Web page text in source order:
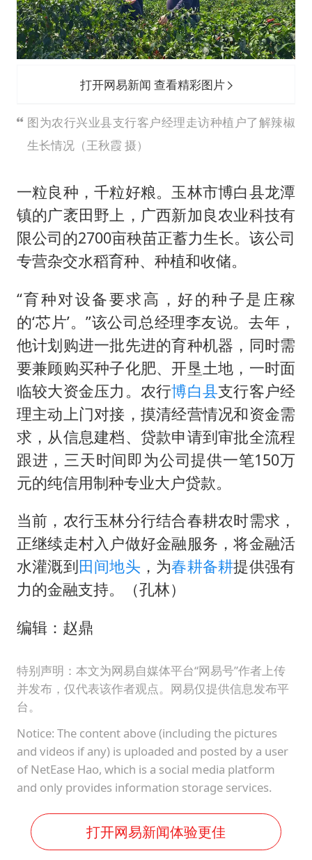
打开网易新闻 查看精彩图片
图为农行兴业县支行客户经理走访种植户了解辣椒
生长情况（王秋霞 摄）
一粒良种，千粒好粮。玉林市博白县龙潭
镇的广袤田野上，广西新加良农业科技有
限公司的2700亩秧苗正蓄力生长。该公司
专营杂交水稻育种、种植和收储。
“育种对设备要求高，好的种子是庄稼
的‘芯片’。”该公司总经理李友说。去年，
他计划购进一批先进的育种机器，同时需
要兼顾购买种子化肥、开垦土地，一时面
临较大资金压力。农行博白县支行客户经
理主动上门对接，摸清经营情况和资金需
求，从信息建档、贷款申请到审批全流程
跟进，三天时间即为公司提供一笔150万
元的纯信用制种专业大户贷款。
当前，农行玉林分行结合春耕农时需求，
正继续走村入户做好金融服务，将金融活
水灌溉到田间地头 ，为春耕备耕提供强有
力的金融支持。（孔林）
编辑：赵鼎
特别声明：本文为网易自媒体平台“网易号”作者上传
并发布，仅代表该作者观点。网易仅提供信息发布平
台。
Notice: The content above (including the pictures
and videos if any) is uploaded and posted by a user
of NetEase Hao, which is a social media platform
and only provides information storage services.
打开网易新闻体验更佳